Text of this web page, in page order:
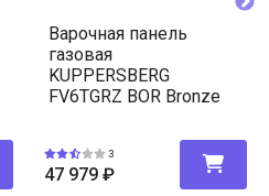
Варочная панель
газовая
KUPPERSBERG
FV6TGRZ BOR Bronze
3
47 979 ₽